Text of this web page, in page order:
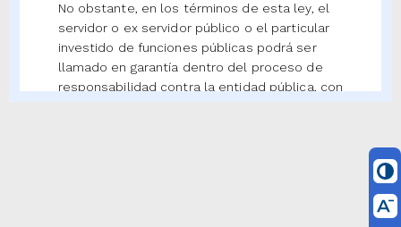
No obstante, en los términos de esta ley, el
servidor o ex servidor público o el particular
investido de funciones públicas podrá ser
llamado en garantía dentro del proceso de
responsabilidad contra la entidad pública, con